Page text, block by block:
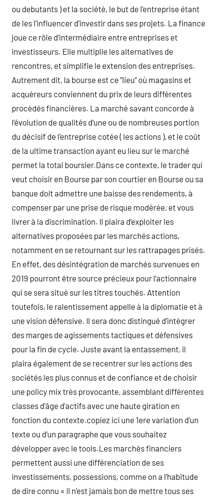
ou debutants ) et la société, le but de l’entreprise étant
de les l’influencer d’investir dans ses projets. La finance
joue ce rôle d’intermédiaire entre entreprises et
investisseurs. Elle multiplie les alternatives de
rencontres, et simplifie le extension des entreprises.
Autrement dit, la bourse est ce ‘’lieu’’ où magasins et
acquéreurs conviennent du prix de leurs différentes
procédés financières. La marché savant concorde à
l’évolution de qualités d’une ou de nombreuses portion
du décisif de l’entreprise cotée ( les actions ), et le coût
de la ultime transaction ayant eu lieu sur le marché
permet la total boursier.Dans ce contexte, le trader qui
veut choisir en Bourse par son courtier en Bourse ou sa
banque doit admettre une baisse des rendements, à
compenser par une prise de risque modérée, et vous
livrer à la discrimination. Il plaira d’exploiter les
alternatives proposées par les marchés actions,
notamment en se retournant sur les rattrapages prisés.
En effet, des désintégration de marchés survenues en
2019 pourront être source précieux pour l’actionnaire
qui se sera situé sur les titres touchés. Attention
toutefois, le ralentissement appelle à la diplomatie et à
une vision défensive. Il sera donc distingué d’intégrer
des marges de agissements tactiques et défensives
pour la fin de cycle. Juste avant la entassement, il
plaira également de se recentrer sur les actions des
sociétés les plus connus et de confiance et de choisir
une policy mix très provocante, assemblant différentes
classes d’âge d’actifs avec une haute giration en
fonction du contexte.copiez ici une 1ere variation d’un
texte ou d’un paragraphe que vous souhaitez
développer avec le tools.Les marchés financiers
permettent aussi une différenciation de ses
investissements, possessions, comme on a l’habitude
de dire connu « il n’est jamais bon de mettre tous ses